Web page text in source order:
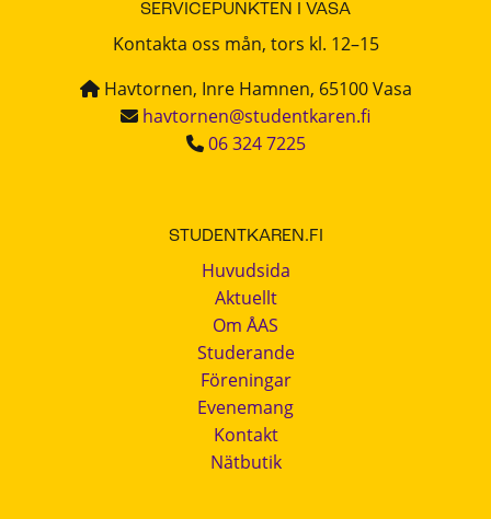
SERVICEPUNKTEN I VASA
Kontakta oss mån, tors kl. 12–15
Havtornen, Inre Hamnen, 65100 Vasa
havtornen@studentkaren.fi
06 324 7225
STUDENTKAREN.FI
Huvudsida
Aktuellt
Om ÅAS
Studerande
Föreningar
Evenemang
Kontakt
Nätbutik